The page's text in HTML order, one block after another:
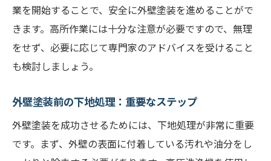
業を開始することで、安全に外壁塗装を進めることがで
きます。高所作業には十分な注意が必要ですので、無理
をせず、必要に応じて専門家のアドバイスを受けること
も検討しましょう。
外壁塗装前の下地処理：重要なステップ
外壁塗装を成功させるためには、下地処理が非常に重要
です。まず、外壁の表面に付着している汚れや油分をし